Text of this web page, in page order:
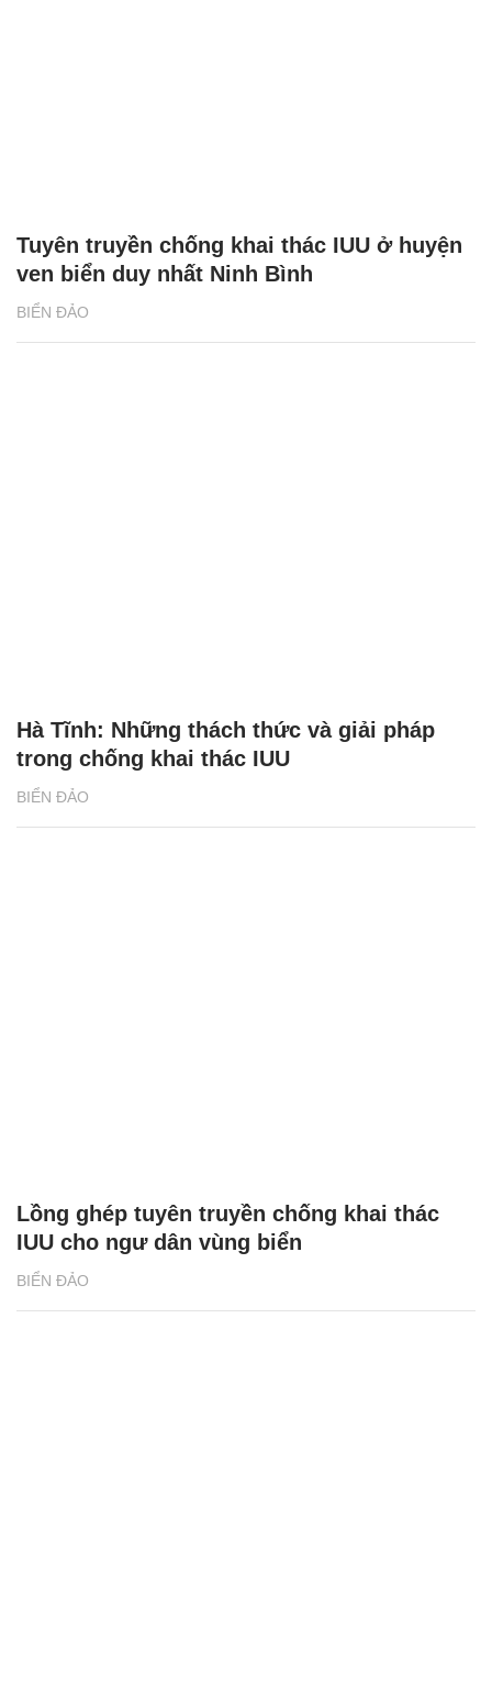
BIỂN ĐẢO
Tuyên truyền chống khai thác IUU ở huyện
ven biển duy nhất Ninh Bình
BIỂN ĐẢO
Hà Tĩnh: Những thách thức và giải pháp
trong chống khai thác IUU
BIỂN ĐẢO
Lồng ghép tuyên truyền chống khai thác
IUU cho ngư dân vùng biển